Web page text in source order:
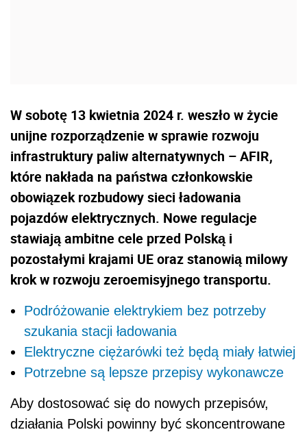
W sobotę 13 kwietnia 2024 r. weszło w życie
unijne rozporządzenie w sprawie rozwoju
infrastruktury paliw alternatywnych – AFIR,
które nakłada na państwa członkowskie
obowiązek rozbudowy sieci ładowania
pojazdów elektrycznych. Nowe regulacje
stawiają ambitne cele przed Polską i
pozostałymi krajami UE oraz stanowią milowy
krok w rozwoju zeroemisyjnego transportu.
Podróżowanie elektrykiem bez potrzeby
szukania stacji ładowania
Elektryczne ciężarówki też będą miały łatwiej
Potrzebne są lepsze przepisy wykonawcze
Aby dostosować się do nowych przepisów,
działania Polski powinny być skoncentrowane